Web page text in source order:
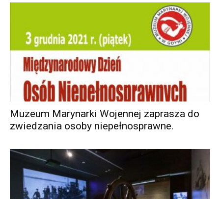
Muzeum Marynarki Wojennej zaprasza do
zwiedzania osoby niepełnosprawne.